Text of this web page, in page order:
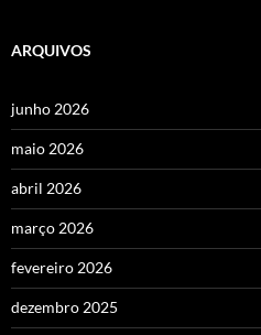
ARQUIVOS
junho 2026
maio 2026
abril 2026
março 2026
fevereiro 2026
dezembro 2025